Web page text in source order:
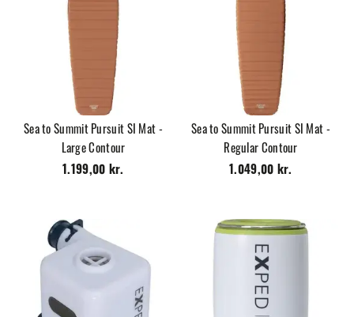
Sea to Summit Pursuit SI Mat -
Large Contour
1.199,00 kr.
Sea to Summit Pursuit SI Mat -
Regular Contour
1.049,00 kr.